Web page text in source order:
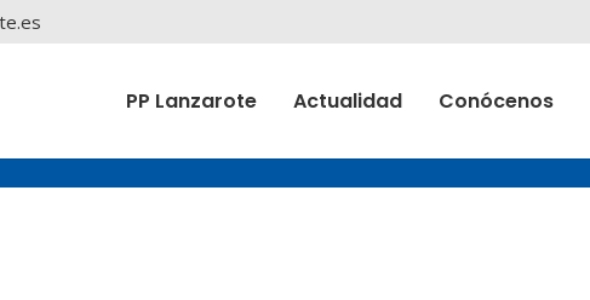
PP Lanzarote Actualidad Conócenos